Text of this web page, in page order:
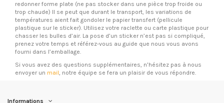
redonner forme plate (ne pas stocker dans une pièce trop froide ou
trop chaude) Il se peut que durant le transport, les variations de
températures aient fait gondoler le papier transfert (pellicule
plastique sur le sticker). Utilisez votre raclette ou carte plastique pour
chasser les bulles d’air. La pose d’un sticker n’est pas si compliqué,
prenez votre temps et référez-vous au guide que nous vous avons
fourni dans l’emballage.
Si vous avez des questions supplémentaires, n’hésitez pas à nous
envoyer un mail , notre équipe se fera un plaisir de vous répondre.
Informations